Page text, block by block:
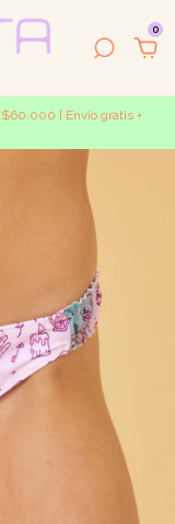
0
| Envio gratis +